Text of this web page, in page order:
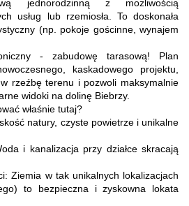
jednorodzinną z możliwością
usług lub rzemiosła. To doskonała
(np. pokoje gościnne, wynajem
- zabudowę tarasową! Plan
kaskadowego projektu,
rzeźbę terenu i pozwoli maksymalnie
widoki na dolinę Biebrzy.
właśnie tutaj?
natury, czyste powietrze i unikalne
i kanalizacja przy działce skracają
Ziemia w tak unikalnych lokalizacjach
to bezpieczna i zyskowna lokata